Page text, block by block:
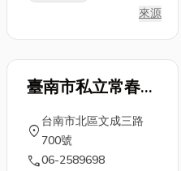
來源
臺南市私立常春藤
文理技藝短期補習
班
location_on
台南市北區文成三路
700號
call06-2589698